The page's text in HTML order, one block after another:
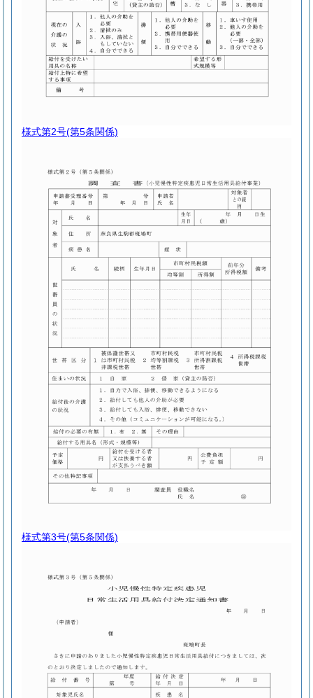
様式第2号(第5条関係)
様式第3号(第5条関係)